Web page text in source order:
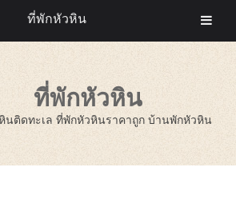
ที่พักหัวหิน
นติดทะเล ที่พักหัวหินราคาถูก บ้านพักหัวหิน
ที่พักหัวหิน